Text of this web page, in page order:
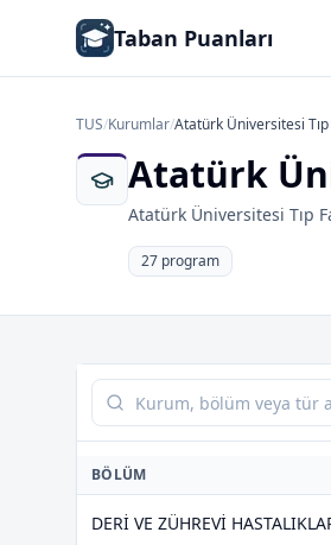
Taban Puanları
TUS/Kurumlar/Atatürk Üniversitesi
Atatürk
Atatürk Üniversitesi Tıp
27 program
Tabloda ara
BÖLÜM
DERİ VE ZÜHREVİ